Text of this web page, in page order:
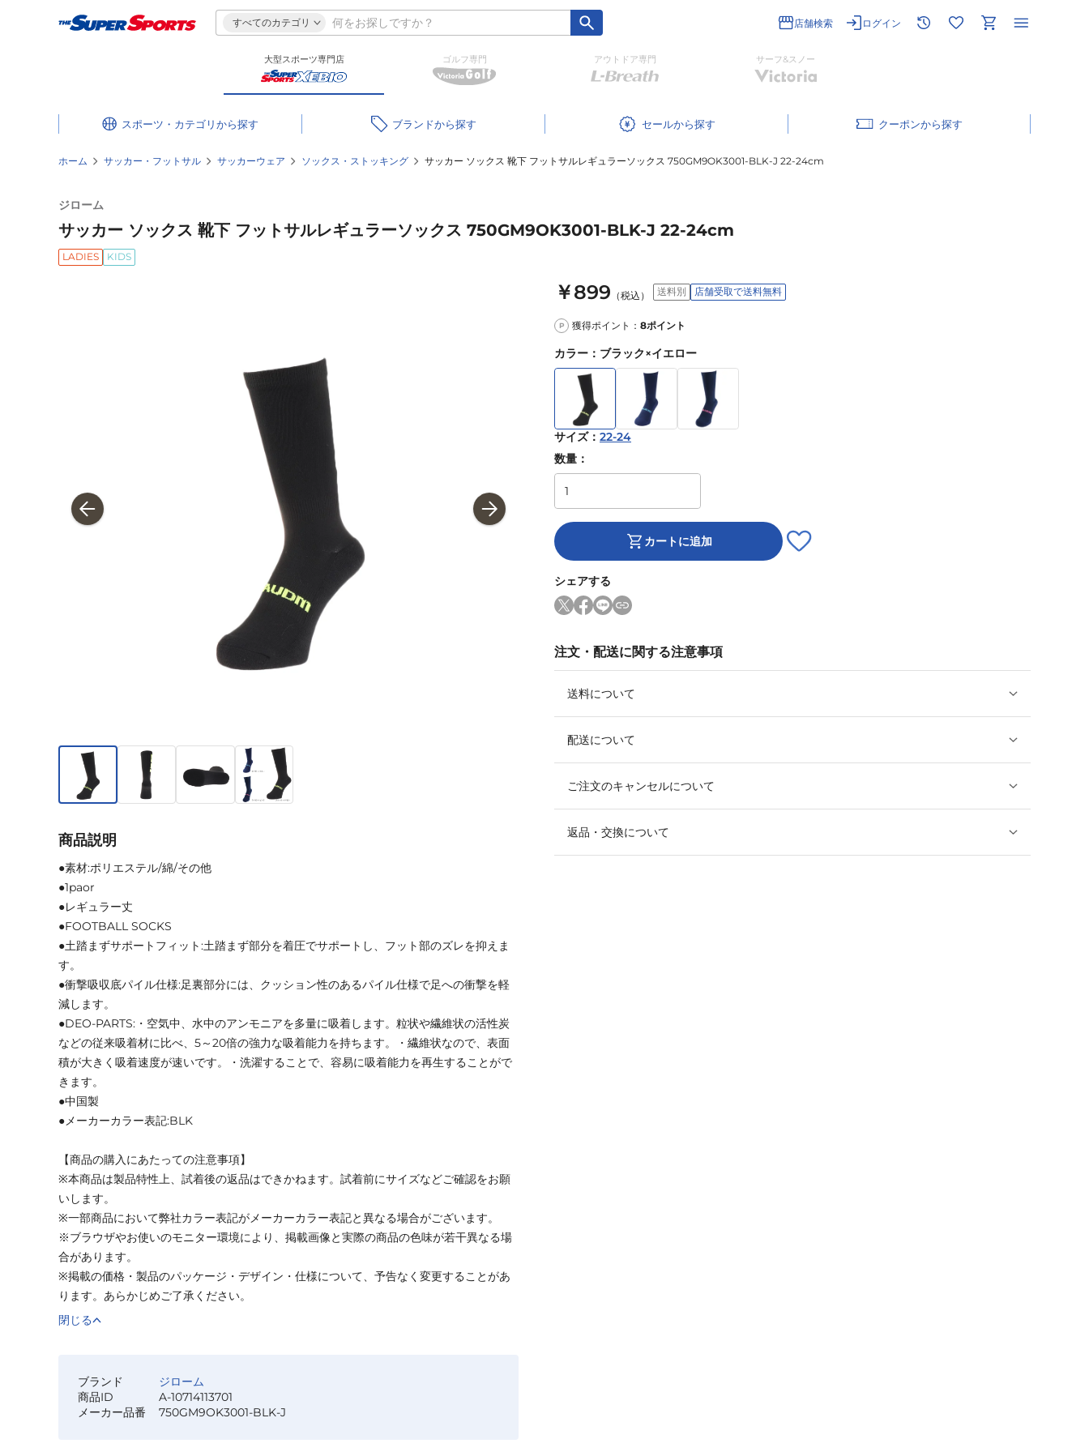
すべてのカテゴリ 店舗検索 ログイン
大型スポーツ専門店 ゴルフ専門 アウトドア専門 サーフ&スノー
スポーツ・カテゴリ ブランド セール クーポン
ホーム サッカー・フットサル サッカーウェア ソックス・ストッキング サッカー ソックス 靴下 フットサルレギュラーソックス 750GM9OK3001-BLK-J 22-24cm
ジローム
サッカー ソックス 靴下 フットサルレギュラーソックス 750GM9OK3001-BLK-J 22-24cm
LADIES KIDS
￥899 （税込） 送料別 店舗受取で送料無料
P 獲得ポイント： 8ポイント
カラー ： ブラック×イエロー
サイズ： 22-24
数量：
カートに追加
シェアする
注文・配送に関する注意事項
送料について
配送について
ご注文のキャンセルについて
返品・交換について
商品説明
●素材:ポリエステル/綿/その他
●1paor
●レギュラー丈
●FOOTBALL SOCKS
●土踏まずサポートフィット:土踏まず部分を着圧でサポートし、フット部のズレを抑えま
す。
●衝撃吸収底パイル仕様:足裏部分には、クッション性のあるパイル仕様で足への衝撃を軽
減します。
●DEO-PARTS:・空気中、水中のアンモニアを多量に吸着します。粒状や繊維状の活性炭
などの従来吸着材に比べ、5～20倍の強力な吸着能力を持ちます。・繊維状なので、表面
積が大きく吸着速度が速いです。・洗濯することで、容易に吸着能力を再生することがで
きます。
●中国製
●メーカーカラー表記:BLK
【商品の購入にあたっての注意事項】
※本商品は製品特性上、試着後の返品はできかねます。試着前にサイズなどご確認をお願
いします。
※一部商品において弊社カラー表記がメーカーカラー表記と異なる場合がございます。
※ブラウザやお使いのモニター環境により、掲載画像と実際の商品の色味が若干異なる場
合があります。
※掲載の価格・製品のパッケージ・デザイン・仕様について、予告なく変更することがあ
ります。あらかじめご了承ください。
閉じる
ブランド
ジローム
商品ID
A-10714113701
メーカー品番
750GM9OK3001-BLK-J